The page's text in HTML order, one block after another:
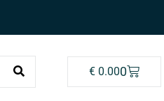
€0.000